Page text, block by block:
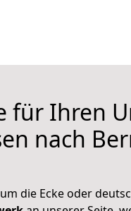
für Ihren
nach
die Ecke oder